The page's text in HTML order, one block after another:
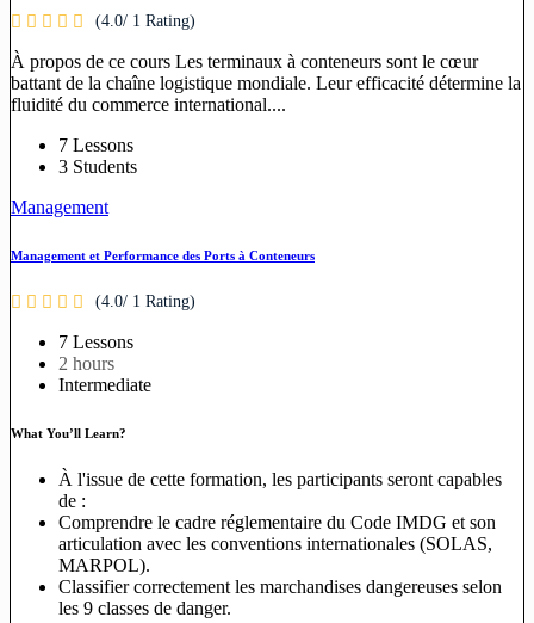
(4.0/ 1 Rating)
À propos de ce cours Les terminaux à conteneurs sont le cœur
battant de la chaîne logistique mondiale. Leur efficacité détermine la
fluidité du commerce international....
7 Lessons
3 Students
Management
Management et Performance des Ports à Conteneurs
(4.0/ 1 Rating)
7 Lessons
2 hours
Intermediate
What You’ll Learn?
À l'issue de cette formation, les participants seront capables
de :
Comprendre le cadre réglementaire du Code IMDG et son
articulation avec les conventions internationales (SOLAS,
MARPOL).
Classifier correctement les marchandises dangereuses selon
les 9 classes de danger.